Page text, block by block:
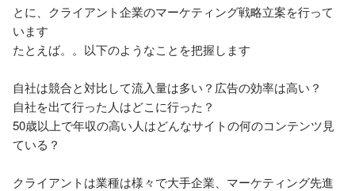
とに、クライアント企業のマーケティング戦略立案を行って
います
たとえば。。以下のようなことを把握します
自社は競合と対比して流入量は多い？広告の効率は高い？
自社を出て行った人はどこに行った？
50歳以上で年収の高い人はどんなサイトの何のコンテンツ見
ている？
クライアントは業種は様々で大手企業、マーケティング先進